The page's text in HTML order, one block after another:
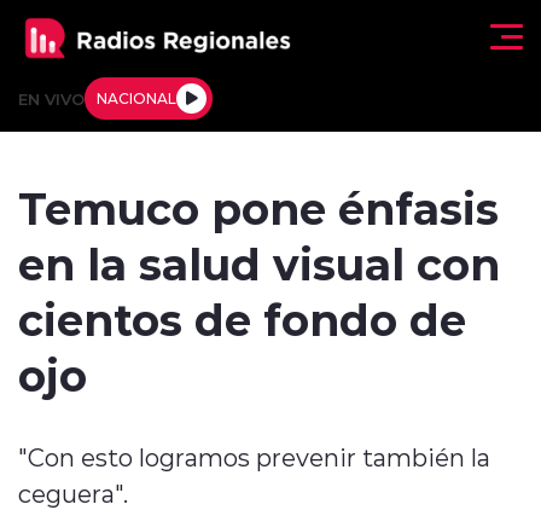
EN VIVO NACIONAL
Regiones al Aire
Temuco pone énfasis
en la salud visual con
cientos de fondo de
ojo
"Con esto logramos prevenir también la
ceguera".